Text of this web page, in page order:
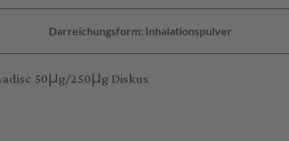
Darreichungsform: Inhalationspulver
50μg/250μg Diskus